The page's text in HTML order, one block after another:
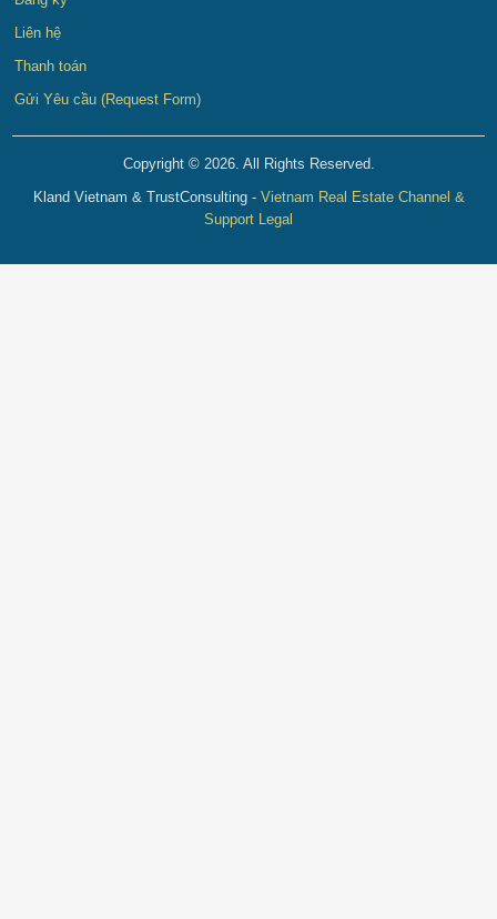
Liên hệ
Thanh toán
Gửi Yêu cầu (Request Form)
Copyright © 2026. All Rights Reserved.
Kland Vietnam & TrustConsulting - Vietnam Real Estate Channel &
Support Legal